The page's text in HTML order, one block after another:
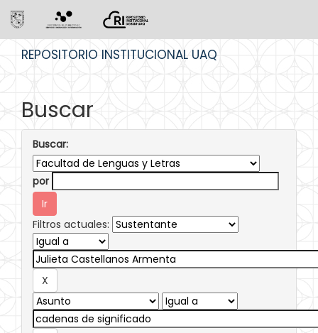
REPOSITORIO INSTITUCIONAL UAQ
Buscar
Buscar:
por
Filtros actuales: